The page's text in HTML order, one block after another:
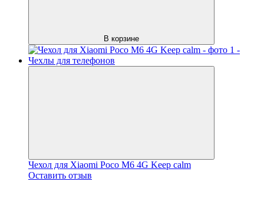
В корзине
Чехол для Xiaomi Poco M6 4G Keep calm
Оставить отзыв